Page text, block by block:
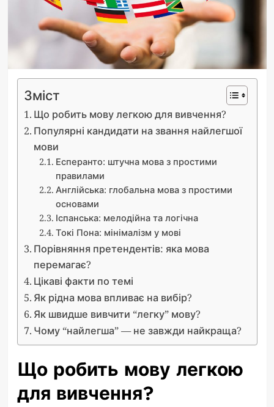
Зміст
Що робить мову легкою для вивчення?
Популярні кандидати на звання найлегшої
мови
Есперанто: штучна мова з простими
правилами
Англійська: глобальна мова з простими
основами
Іспанська: мелодійна та логічна
Токі Пона: мінімалізм у мові
Порівняння претендентів: яка мова
перемагає?
Цікаві факти по темі
Як рідна мова впливає на вибір?
Як швидше вивчити “легку” мову?
Чому “найлегша” — не завжди найкраща?
Що робить мову легкою
для вивчення?